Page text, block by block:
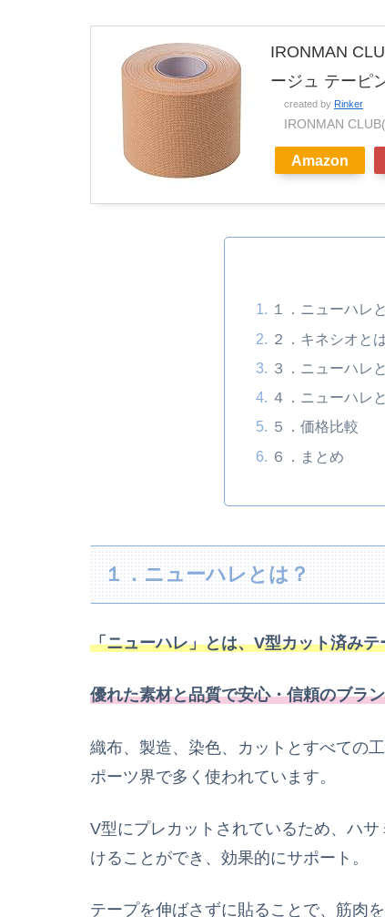
IRONMAN
ージュ テーピ
created by Rinker
IRONMAN
Amazon
１．ニューハレ
２．キネシオと
３．ニューハレ
４．ニューハレ
５．価格比較
６．まとめ
１．ニューハレとは？
「ニューハレ」とは、V型カット済みテ
優れた素材と品質で安心・信頼のブラ
織布、製造、染色、カットとすべての
ポーツ界で多く使われています。
V型にプレカットされているため、ハ
けることができ、効果的にサポート。
テープを伸ばさずに貼ることで、筋肉